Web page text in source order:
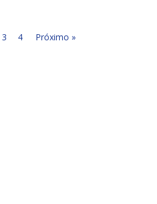
3 4 Próximo »